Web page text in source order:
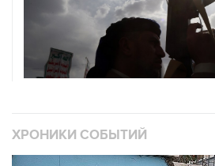
ХРОНИКИ СОБЫТИЙ